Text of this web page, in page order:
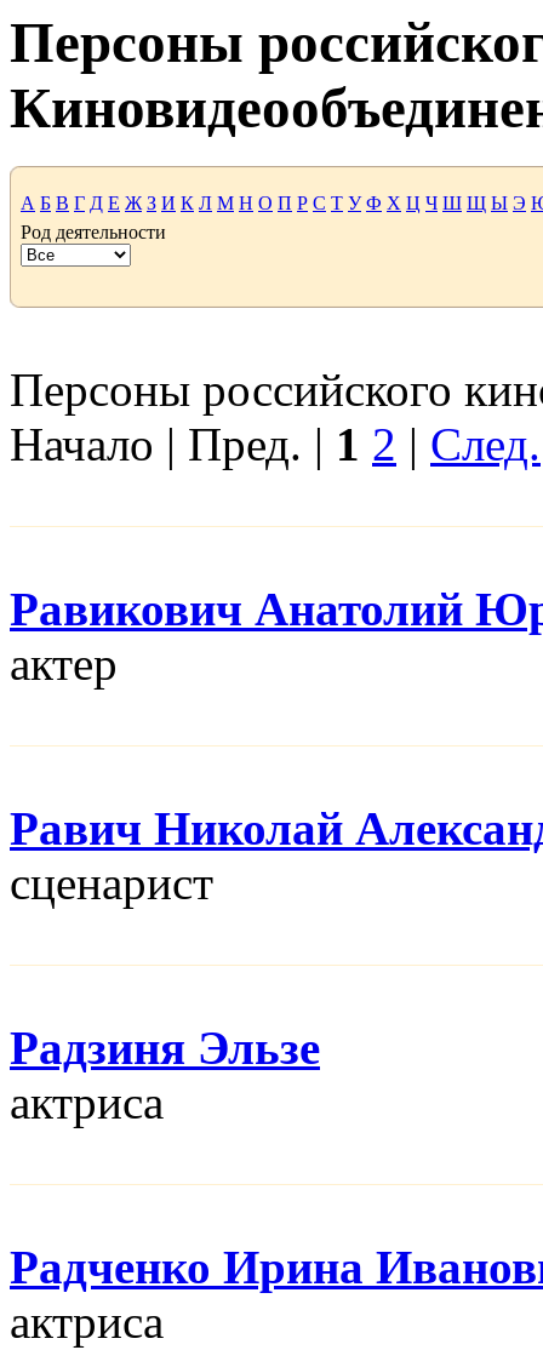
Персоны
А Б В Г Д Е Ж З И К Л М Н О П Р С Т У Ф Х Ц Ч Ш Щ Ы Э
Род деятельности
Персоны российского
Начало | Пред. | 1 2 | След.
Равикович Анатолий
актер
Равич Николай
сценарист
Радзиня Эльзе
актриса
Радченко Ирина
актриса